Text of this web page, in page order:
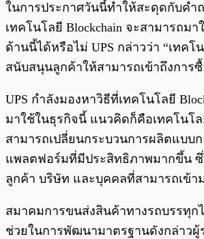
ในการประกาศวันนี้ทำให้สะดุดกับคำ
เทคโนโลยี Blockchain จะสามารถม
ด้านนี้ได้หรือไม่ UPS กล่าวว่า “เทคโ
สนับสนุนลูกค้าให้สามารถเข้าถึงการ
UPS กำลังมองหาวิธีที่เทคโนโลยี
มาใช้ในธุรกิจนี้ แนวคิดก็คือเทคโนโล
สามารถเปลี่ยนกระบวนการผลิตแบบ
แพลตฟอร์มที่มีประสิทธิภาพมากขึ้น
ลูกค้า บริษัท และบุคคลที่สามารถเข้า
สมาคมการขนส่งสินค้าทางรถบรรทุก
ช่วยในการพัฒนามาตรฐานดังกล่าวผู้